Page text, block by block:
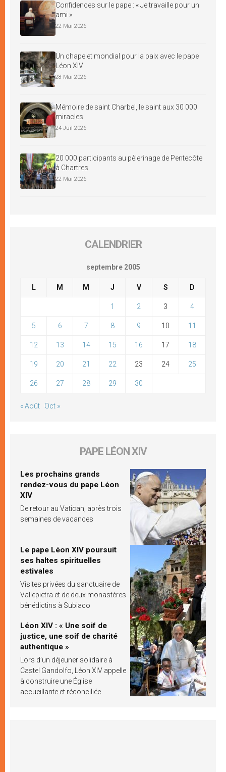
Confidences sur le pape : « Je travaille pour un
ami »
22 Mai 2026
Un chapelet mondial pour la paix avec le pape
Léon XIV
28 Mai 2026
Mémoire de saint Charbel, le saint aux 30 000
miracles
24 Juil 2026
20 000 participants au pèlerinage de Pentecôte
à Chartres
22 Mai 2026
CALENDRIER
septembre 2005
L M M J V S D
1 2 3 4
5 6 7 8 9 10 11
12 13 14 15 16 17 18
19 20 21 22 23 24 25
26 27 28 29 30
« Août Oct »
PAPE LÉON XIV
Les prochains grands
rendez-vous du pape Léon
XIV
De retour au Vatican, après trois
semaines de vacances
Le pape Léon XIV poursuit
ses haltes spirituelles
estivales
Visites privées du sanctuaire de
Vallepietra et de deux monastères
bénédictins à Subiaco
Léon XIV : « Une soif de
justice, une soif de charité
authentique »
Lors d’un déjeuner solidaire à
Castel Gandolfo, Léon XIV appelle
à construire une Église
accueillante et réconciliée